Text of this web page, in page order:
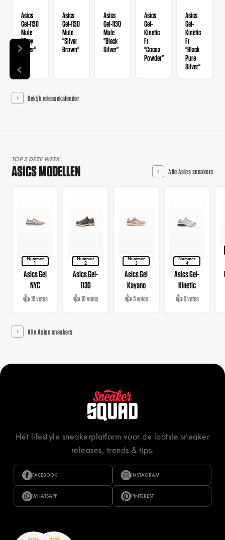
Asics
Gel-1130
Mule
"Grey
Silver"
Asics
Gel-1130
Mule
"Silver
Brown"
Asics
Gel-1130
Mule
"Black
Silver"
Asics
Gel-
Kinetic
Fr
"Cocoa
Powder"
Asics
Gel-
Kinetic
Fr
"Black
Pure
Silver"
Bekijk releasekalender
TOP 5 DEZE WEEK
ASICS MODELLEN Alle Asics sneakers
Nummer
1
Asics Gel
NYC
👍 19 votes
Nummer
2
Asics Gel-
1130
👍 10 votes
Nummer
3
Asics Gel
Kayano
👍 3 votes
Nummer
4
Asics Gel-
Kinetic
👍 3 votes
Alle Asics sneakers
Hét lifestyle sneakerplatform voor de laatste sneaker
releases, trends & tips.
FACEBOOK INSTAGRAM
WHATSAPP PINTEREST